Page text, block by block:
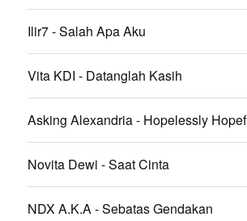
Ilir7 - Salah Apa Aku
Vita KDI - Datanglah Kasih
Asking Alexandria - Hopelessly
Novita Dewi - Saat Cinta
NDX A.K.A - Sebatas Gendakan